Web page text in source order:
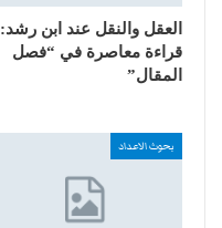
العقل والنقل عند ابن رشد:
قراءة معاصرة في “فصل
المقال”
بحوث الاعداد